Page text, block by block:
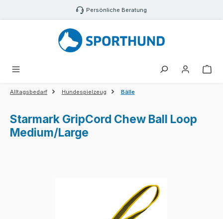
Zum Hauptinhalt springen Persönliche Beratung
Alltagsbedarf Hundespielzeug Bälle
Starmark GripCord Chew Ball Loop
Medium/Large